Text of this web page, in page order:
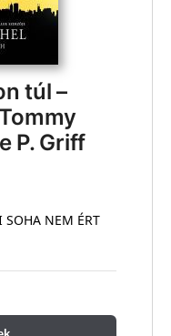
túl –
P. Griff
SOHA NEM ÉRT